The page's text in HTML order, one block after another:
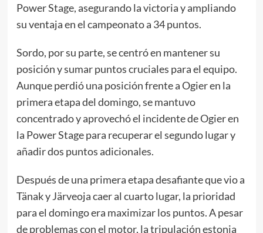
Power Stage, asegurando la victoria y ampliando
su ventaja en el campeonato a 34 puntos.
Sordo, por su parte, se centró en mantener su
posición y sumar puntos cruciales para el equipo.
Aunque perdió una posición frente a Ogier en la
primera etapa del domingo, se mantuvo
concentrado y aprovechó el incidente de Ogier en
la Power Stage para recuperar el segundo lugar y
añadir dos puntos adicionales.
Después de una primera etapa desafiante que vio a
Tänak y Järveoja caer al cuarto lugar, la prioridad
para el domingo era maximizar los puntos. A pesar
de problemas con el motor, la tripulación estonia